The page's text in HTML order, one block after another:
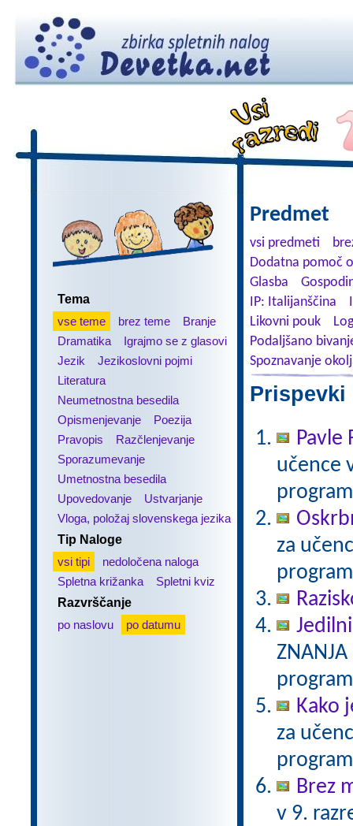
Tema
vse teme
brez teme
Branje
Dramatika
Igrajmo se z glasovi
Jezik
Jezikoslovni pojmi
Literatura
Neumetnostna besedila
Opismenjevanje
Poezija
Pravopis
Razčlenjevanje
Sporazumevanje
Umetnostna besedila
Upovedovanje
Ustvarjanje
Vloga, položaj slovenskega jezika
Tip Naloge
vsi tipi
nedoločena naloga
Spletna križanka
Spletni kviz
Razvrščanje
po naslovu
po datumu
Predmet
vsi predmeti
Dodatna pomoč
Glasba
IP: Italijanščina
Likovni pouk
Podaljšano
Spoznavanje
Prispevki
Pavle
učence
za
Kako
za
Brez
v 9.